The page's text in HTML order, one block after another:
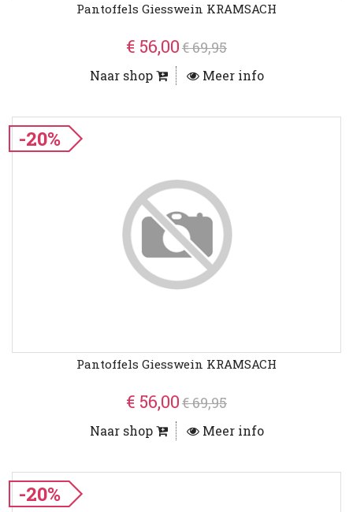
Pantoffels Giesswein KRAMSACH
€ 56,00€ 69,95
Naar shop Meer info
-20%
Pantoffels Giesswein KRAMSACH
€ 56,00€ 69,95
Naar shop Meer info
-20%